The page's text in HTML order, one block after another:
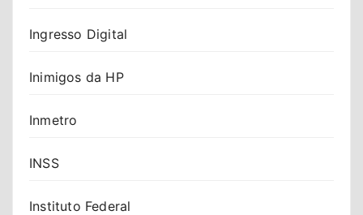
Ingresso Digital
Inimigos da HP
Inmetro
INSS
Instituto Federal